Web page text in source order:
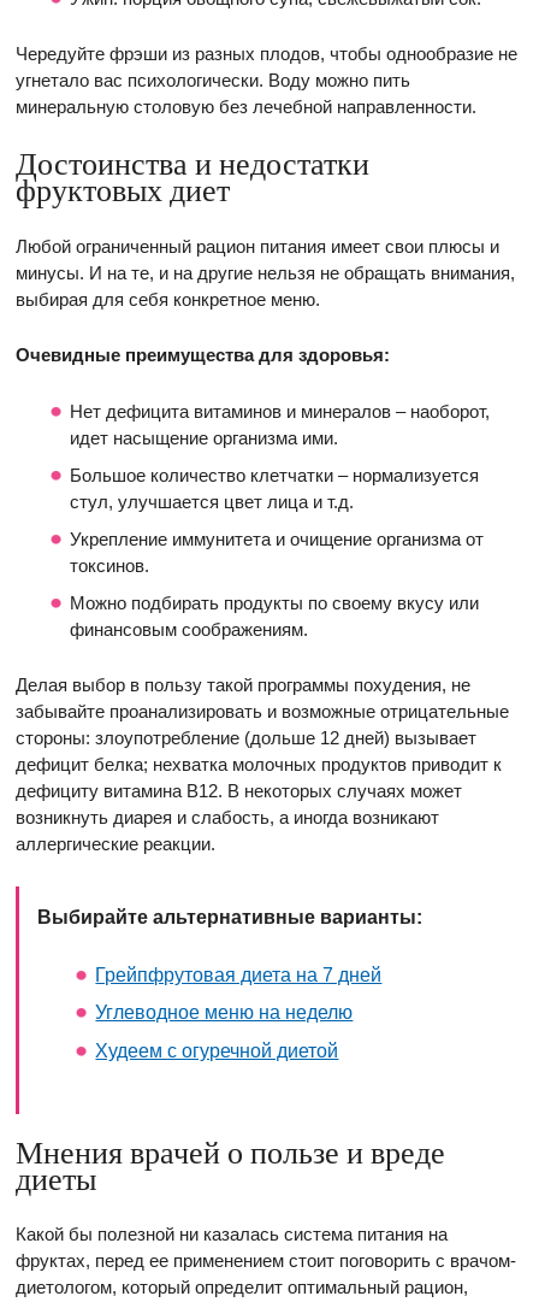
Чередуйте фрэши из разных плодов, чтобы однообразие не
угнетало вас психологически. Воду можно пить
минеральную столовую без лечебной направленности.
Достоинства и недостатки
фруктовых диет
Любой ограниченный рацион питания имеет свои плюсы и
минусы. И на те, и на другие нельзя не обращать внимания,
выбирая для себя конкретное меню.
Очевидные преимущества для здоровья:
Нет дефицита витаминов и минералов – наоборот,
идет насыщение организма ими.
Большое количество клетчатки – нормализуется
стул, улучшается цвет лица и т.д.
Укрепление иммунитета и очищение организма от
токсинов.
Можно подбирать продукты по своему вкусу или
финансовым соображениям.
Делая выбор в пользу такой программы похудения, не
забывайте проанализировать и возможные отрицательные
стороны: злоупотребление (дольше 12 дней) вызывает
дефицит белка; нехватка молочных продуктов приводит к
дефициту витамина В12. В некоторых случаях может
возникнуть диарея и слабость, а иногда возникают
аллергические реакции.
Выбирайте альтернативные варианты:
Грейпфрутовая диета на 7 дней
Углеводное меню на неделю
Худеем с огуречной диетой
Мнения врачей о пользе и вреде
диеты
Какой бы полезной ни казалась система питания на
фруктах, перед ее применением стоит поговорить с врачом-
диетологом, который определит оптимальный рацион,